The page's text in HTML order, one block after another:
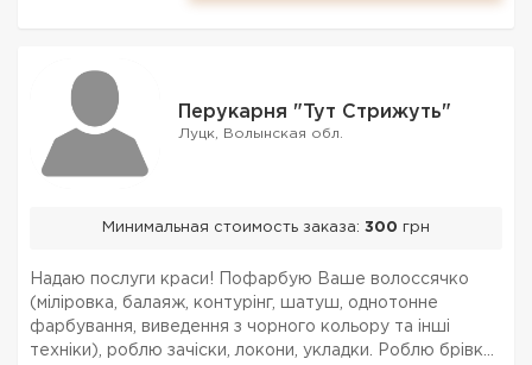
Перукарня "Тут Стрижуть"
Луцк, Волынская обл.
Минимальная стоимость заказа: 300 грн
Надаю послуги краси! Пофарбую Ваше волоссячко
(міліровка, балаяж, контурінг, шатуш, однотонне
фарбування, виведення з чорного кольору та інші
техніки), роблю зачіски, локони, укладки. Роблю брівки